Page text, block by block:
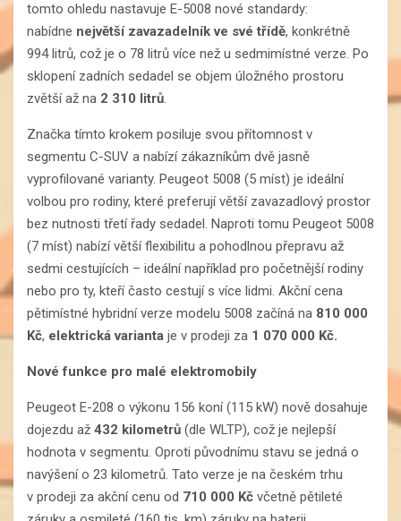
tomto ohledu nastavuje E-5008 nové standardy:
nabídne největší zavazadelník ve své třídě, konkrétně
994 litrů, což je o 78 litrů více než u sedmimístné verze. Po
sklopení zadních sedadel se objem úložného prostoru
zvětší až na 2 310 litrů.
Značka tímto krokem posiluje svou přítomnost v
segmentu C-SUV a nabízí zákazníkům dvě jasně
vyprofilované varianty. Peugeot 5008 (5 míst) je ideální
volbou pro rodiny, které preferují větší zavazadlový prostor
bez nutnosti třetí řady sedadel. Naproti tomu Peugeot 5008
(7 míst) nabízí větší flexibilitu a pohodlnou přepravu až
sedmi cestujících – ideální například pro početnější rodiny
nebo pro ty, kteří často cestují s více lidmi. Akční cena
pětimístné hybridní verze modelu 5008 začíná na 810 000
Kč, elektrická varianta je v prodeji za 1 070 000 Kč.
Nové funkce pro malé elektromobily
Peugeot E-208 o výkonu 156 koní (115 kW) nově dosahuje
dojezdu až 432 kilometrů (dle WLTP), což je nejlepší
hodnota v segmentu. Oproti původnímu stavu se jedná o
navýšení o 23 kilometrů. Tato verze je na českém trhu
v prodeji za akční cenu od 710 000 Kč včetně pětileté